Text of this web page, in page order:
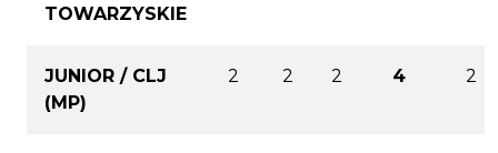
TOWARZYSKIE
JUNIOR / CLJ
(MP)
2 2 2 4 2